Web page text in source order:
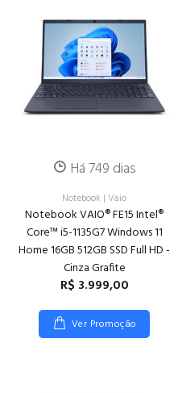
Há 749 dias
Notebook | Vaio
Notebook VAIO® FE15 Intel®
Core™ i5-1135G7 Windows 11
Home 16GB 512GB SSD Full HD -
Cinza Grafite
R$ 3.999,00
Ver Promoção